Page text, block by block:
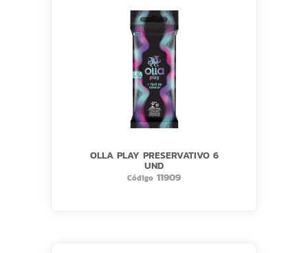
OLLA PLAY PRESERVATIVO 6
UND
Código 11909